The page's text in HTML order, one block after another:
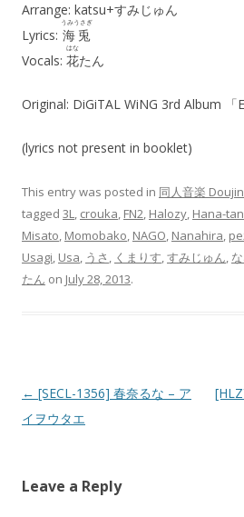
Arrange: katsu+すみじゅん
Lyrics: 海兎
うみうさぎ
Vocals: 花
はな
たん
Original: DiGiTAL WiNG 3rd Album 「
(lyrics not present in booklet)
This entry was posted in 同人音楽
tagged 3L, crouka, FN2, Halozy, Hana-tan
Misato, Momobako, NAGO, Nanahira,
Usagi, Usa, うさ , くまりす,すみじゅん,
たん on July 28, 2013.
Post navigation
← [SECL-1356] 春奈るな – ア
イヲウタエ
Leave a Reply